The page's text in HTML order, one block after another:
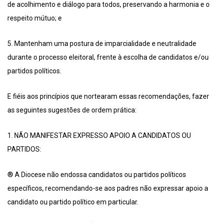
de acolhimento e diálogo para todos, preservando a harmonia e o
respeito mútuo; e
5. Mantenham uma postura de imparcialidade e neutralidade
durante o processo eleitoral, frente à escolha de candidatos e/ou
partidos políticos.
E fiéis aos princípios que nortearam essas recomendações, fazer
as seguintes sugestões de ordem prática:
1. NÃO MANIFESTAR EXPRESSO APOIO A CANDIDATOS OU
PARTIDOS:
® A Diocese não endossa candidatos ou partidos políticos
específicos, recomendando-se aos padres não expressar apoio a
candidato ou partido político em particular.